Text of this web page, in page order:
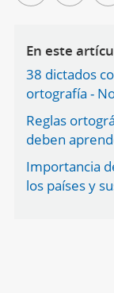
En este
38 dictados
ortografía -
Reglas
deben
Importancia
los países y